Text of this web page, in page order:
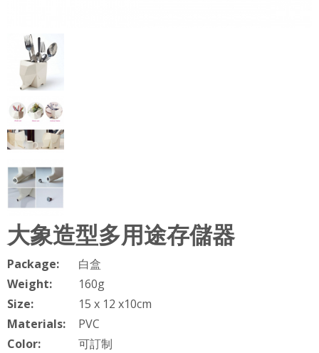
大象造型多用途存儲器
Package:
白盒
Weight:
160g
Size:
15 x 12 x10cm
Materials:
PVC
Color:
可訂制